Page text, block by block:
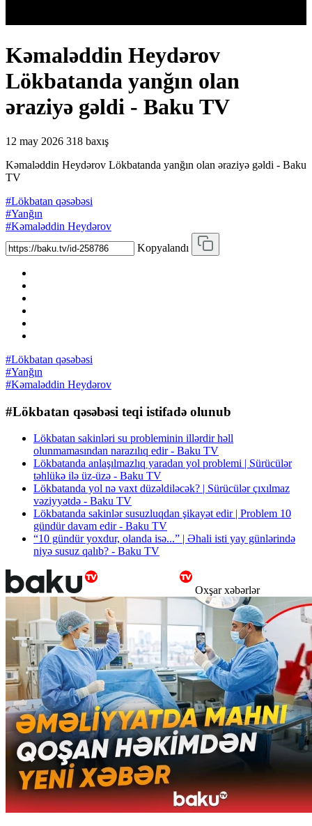
Kəmaləddin Heydərov
Lökbatanda yanğın olan
əraziyə gəldi - Baku TV
12 may 2026 318 baxış
Kəmaləddin Heydərov Lökbatanda yanğın olan əraziyə gəldi - Baku
TV
#Lökbatan qəsəbəsi
#Yanğın
#Kəmaləddin Heydərov
Kopyalandı
#Lökbatan qəsəbəsi
#Yanğın
#Kəmaləddin Heydərov
#Lökbatan qəsəbəsi teqi istifadə olunub
Lökbatan sakinləri su probleminin illərdir həll
olunmamasından narazılıq edir - Baku TV
Lökbatanda anlaşılmazlıq yaradan yol problemi | Sürücülər
təhlükə ilə üz-üzə - Baku TV
Lökbatanda yol nə vaxt düzəldiləcək? | Sürücülər çıxılmaz
vəziyyətdə - Baku TV
Lökbatanda sakinlər susuzluqdan şikayət edir | Problem 10
gündür davam edir - Baku TV
“10 gündür yoxdur, olanda isə...” | Əhali isti yay günlərində
niyə susuz qalıb? - Baku TV
Oxşar xəbərlər